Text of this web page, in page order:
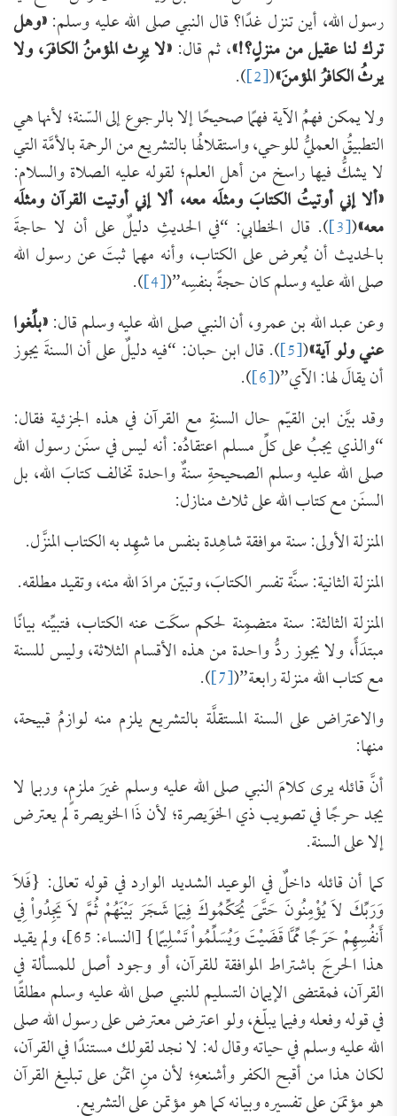
رسول الله، أين تنزل غدًا؟ قال النبي صلى الله عليه وسلم:«وهل
ترك لنا عقيل من منزلٍ؟!»، ثم قال:«لا يرِث المؤمنُ الكافرَ، ولا
يرثُ الكافرُ المؤمنَ»(
[2]
).
ولا يمكن فهمُ الآية فهمًا صحيحًا إلا بالرجوع إلى السّنة؛ لأنها هي
التطبيقُ العمليُّ للوحي، واستقلالُها بالتشريع من الرحمة بالأمَّة التي
لا يشكُّ فيها راسخ من أهل العلم؛ لقوله عليه الصلاة والسلام:
«ألا إني أوتيتُ الكتابَ ومثلَه معه، ألا إني أوتيت القرآن ومثلَه
معه»(
[3] ). قال الخطابي: “في الحديثِ دليلٌ على أن لا حاجةَ
بالحديث أن يُعرض على الكتاب، وأنه مهما ثبتَ عن رسول الله
صلى الله عليه وسلم كان حجةً بنفسِه”([4]
).
وعن عبد الله بن عمرو، أن النبي صلى الله عليه وسلم قال:«بلِّغوا
عني ولو آية»(
[5] ). قال ابن حبان: “فيه دليلٌ على أن السنةَ يجوز
أن يقالَ لها: الآي”([6]
).
وقد بيَّن ابن القيّم حال السنةِ مع القرآن في هذه الجزئية فقال:
“والذي يجبُ على كلِّ مسلم اعتقادُه: أنه ليس في سنَن رسول الله
صلى الله عليه وسلم الصحيحةِ سنةٌ واحدة تخالف كتابَ الله، بل
السنَن مع كتاب الله على ثلاث منازل:
المنزلة الأولى: سنة موافقة شاهِدة بنفس ما شهِد به الكتاب المنزَّل.
المنزلة الثانية: سنَّة تفسر الكتابَ، وتبيّن مرادَ الله منه، وتقيد مطلقه.
المنزلة الثالثة: سنة متضمِنة لحكم سكَت عنه الكتاب، فتبيِّنه بيانًا
مبتدَأً، ولا يجوز ردُّ واحدة من هذه الأقسام الثلاثة، وليس للسنة
مع كتاب الله منزلة رابعة”([7]
).
والاعتراض على السنة المستقلَّة بالتشريع يلزم منه لوازمُ قبيحة،
منها:
أنَّ قائله يرى كلامَ النبي صلى الله عليه وسلم غيرَ ملزمٍ، وربما لا
يجد حرجًا في تصويب ذي الخوَيصرة؛ لأن ذَا الخويصرة لم يعترض
إلا على السنة.
كما أن قائله داخلٌ في الوعيد الشديد الوارد في قوله تعالى: {فَلاَ
وَرَبِّكَ لاَ يُؤْمِنُونَ حَتَّىَ يُحَكِّمُوكَ فِيمَا شَجَرَ بَيْنَهُمْ ثُمَّ لاَ يَجِدُواْ فِي
أَنفُسِهِمْ حَرَجًا مِّمَّا قَضَيْتَ وَيُسَلِّمُواْ تَسْلِيمًا} [النساء: 65]، ولم يقيد
هذا الحرجَ باشتراط الموافقة للقرآن، أو وجود أصل للمسألة في
القرآن، فمقتضى الإيمان التسليم للنبي صلى الله عليه وسلم مطلقًا
في قوله وفعله وفيما يبلّغ، ولو اعترض معترض على رسول الله صلى
الله عليه وسلم في حياته وقال له: لا نجد لقولك مستندًا في القرآن،
لكان هذا من أقبح الكفر وأشنعهِ؛ لأن منِ اتمُن على تبليغ القرآن
هو مؤتمَن على تفسيره وبيانه كما هو مؤتمن على التشريع.